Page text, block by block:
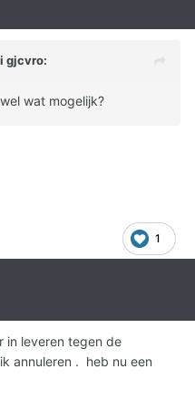
gjcvro:
wat mogelijk?
1
in leveren tegen de
annuleren . heb nu een